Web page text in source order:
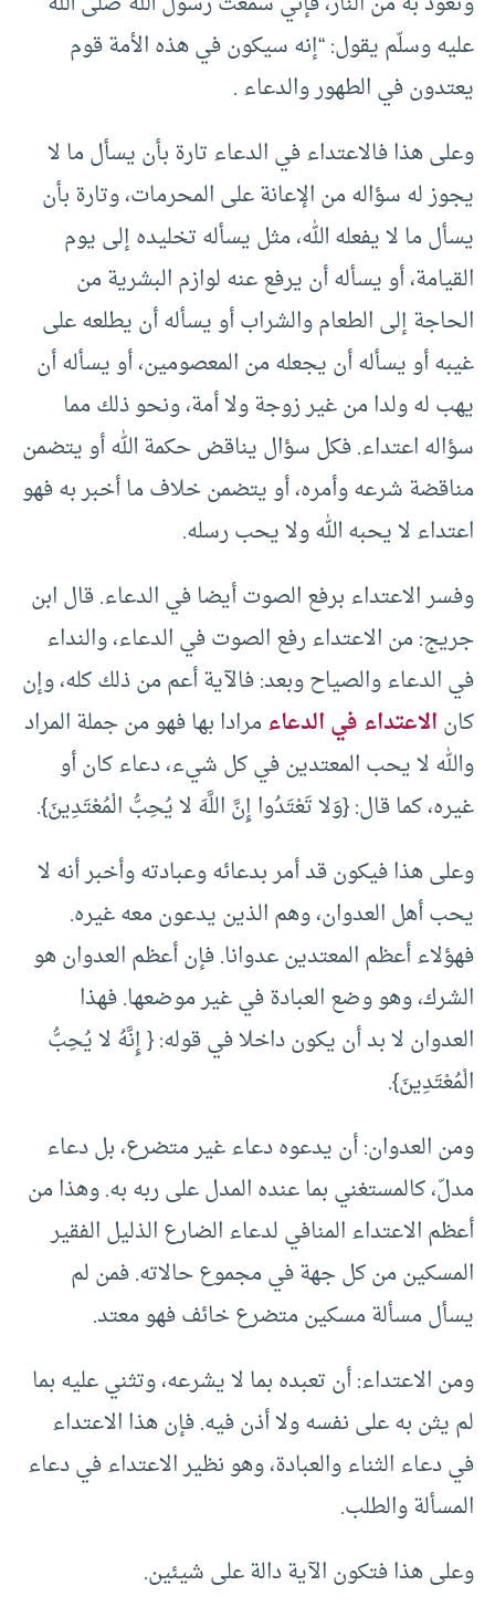
عليه وسلّم يقول: “إنه سيكون في هذه الأمة قوم
يعتدون في الطهور والدعاء .
وعلى هذا فالاعتداء في الدعاء تارة بأن يسأل ما لا
يجوز له سؤاله من الإعانة على المحرمات، وتارة بأن
يسأل ما لا يفعله الله، مثل يسأله تخليده إلى يوم
القيامة، أو يسأله أن يرفع عنه لوازم البشرية من
الحاجة إلى الطعام والشراب أو يسأله أن يطلعه على
غيبه أو يسأله أن يجعله من المعصومين، أو يسأله أن
يهب له ولدا من غير زوجة ولا أمة، ونحو ذلك مما
سؤاله اعتداء. فكل سؤال يناقض حكمة الله أو يتضمن
مناقضة شرعه وأمره، أو يتضمن خلاف ما أخبر به فهو
اعتداء لا يحبه الله ولا يحب رسله.
وفسر الاعتداء برفع الصوت أيضا في الدعاء. قال ابن
جريج: من الاعتداء رفع الصوت في الدعاء، والنداء
في الدعاء والصياح وبعد: فالآية أعم من ذلك كله، وإن
كانالاعتداء في الدعاءمرادا بها فهو من جملة المراد
والله لا يحب المعتدين في كل شيء، دعاء كان أو
غيره، كما قال: {وَلا تَعْتَدُوا إِنَّ اللَّهَ لا يُحِبُّ الْمُعْتَدِينَ}.
وعلى هذا فيكون قد أمر بدعائه وعبادته وأخبر أنه لا
يحب أهل العدوان، وهم الذين يدعون معه غيره.
فهؤلاء أعظم المعتدين عدوانا. فإن أعظم العدوان هو
الشرك، وهو وضع العبادة في غير موضعها. فهذا
العدوان لا بد أن يكون داخلا في قوله: { إِنَّهُ لا يُحِبُّ
الْمُعْتَدِينَ}.
ومن العدوان: أن يدعوه دعاء غير متضرع، بل دعاء
مدلّ، كالمستغني بما عنده المدل على ربه به. وهذا من
أعظم الاعتداء المنافي لدعاء الضارع الذليل الفقير
المسكين من كل جهة في مجموع حالاته. فمن لم
يسأل مسألة مسكين متضرع خائف فهو معتد.
ومن الاعتداء: أن تعبده بما لا يشرعه، وتثني عليه بما
لم يثن به على نفسه ولا أذن فيه. فإن هذا الاعتداء
في دعاء الثناء والعبادة، وهو نظير الاعتداء في دعاء
المسألة والطلب.
وعلى هذا فتكون الآية دالة على شيئين.